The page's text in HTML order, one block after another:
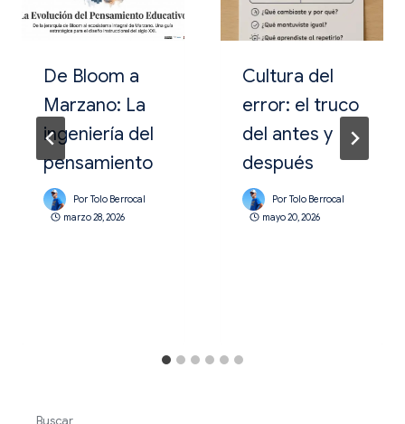
De Bloom a
Marzano: La
ingeniería del
pensamiento
Por Tolo Berrocal
marzo 28, 2026
Cultura del
error: el truco
del antes y
después
Por Tolo Berrocal
mayo 20, 2026
Buscar